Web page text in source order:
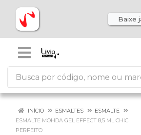
Baixe
INÍCIO ESMALTES
ESMALTE
ESMALTE MOHDA GEL EFFECT 8,5 ML CHIC
PERFEITO